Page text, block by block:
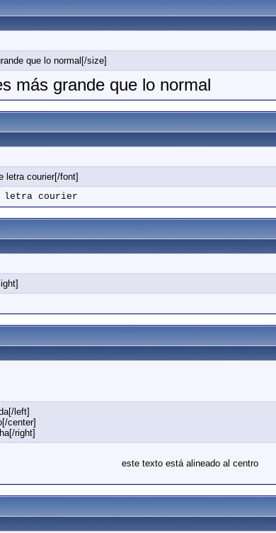
que lo normal[/size]
más grande que lo normal
letra courier[/font]
letra courier
left]
center]
right]
este texto está alineado al centro